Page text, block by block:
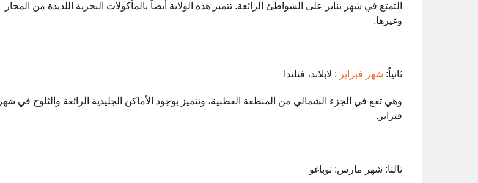
التمتع في شهر يناير على الشواطئ الرائعة. تتميز هذه الولاية أيضاً بالمأكولات البحرية اللذيذة من المحار
وغيرها.
ثانياً: شهر فبراير : لابلاند، فنلندا
وهي تقع في الجزء الشمالي من المنطقة القطبية، وتتميز بوجود الأماكن الجليدية الرائعة والثلوج في شهر
فبراير.
ثالثا: شهر مارس: توباغو